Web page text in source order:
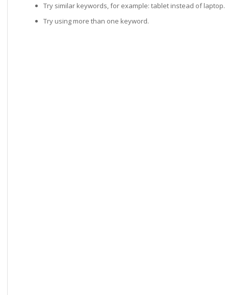
Try similar keywords, for example: tablet instead of laptop.
Try using more than one keyword.